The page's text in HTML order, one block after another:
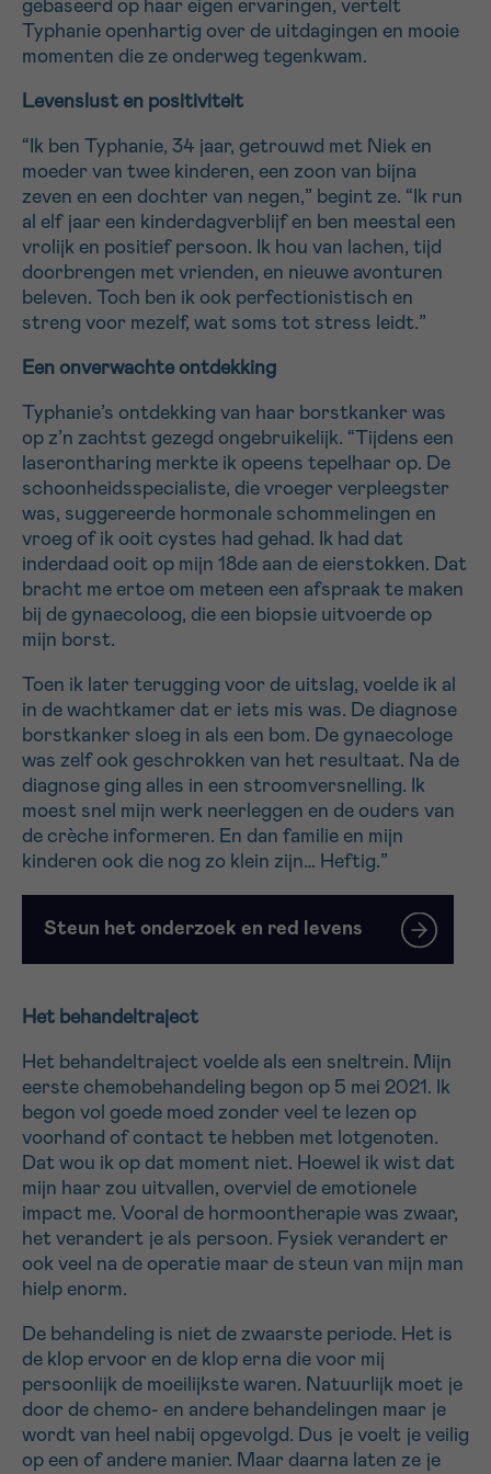
gebaseerd op haar eigen ervaringen, vertelt
Typhanie openhartig over de uitdagingen en mooie
momenten die ze onderweg tegenkwam.
Levenslust en positiviteit
“Ik ben Typhanie, 34 jaar, getrouwd met Niek en
moeder van twee kinderen, een zoon van bijna
zeven en een dochter van negen,” begint ze. “Ik run
al elf jaar een kinderdagverblijf en ben meestal een
vrolijk en positief persoon. Ik hou van lachen, tijd
doorbrengen met vrienden, en nieuwe avonturen
beleven. Toch ben ik ook perfectionistisch en
streng voor mezelf, wat soms tot stress leidt.”
Een onverwachte ontdekking
Typhanie’s ontdekking van haar borstkanker was
op z’n zachtst gezegd ongebruikelijk. “Tijdens een
laserontharing merkte ik opeens tepelhaar op. De
schoonheidsspecialiste, die vroeger verpleegster
was, suggereerde hormonale schommelingen en
vroeg of ik ooit cystes had gehad. Ik had dat
inderdaad ooit op mijn 18de aan de eierstokken. Dat
bracht me ertoe om meteen een afspraak te maken
bij de gynaecoloog, die een biopsie uitvoerde op
mijn borst.
Toen ik later terugging voor de uitslag, voelde ik al
in de wachtkamer dat er iets mis was. De diagnose
borstkanker sloeg in als een bom. De gynaecologe
was zelf ook geschrokken van het resultaat. Na de
diagnose ging alles in een stroomversnelling. Ik
moest snel mijn werk neerleggen en de ouders van
de crèche informeren. En dan familie en mijn
kinderen ook die nog zo klein zijn… Heftig.”
Steun het onderzoek en red levens
Het behandeltraject
Het behandeltraject voelde als een sneltrein. Mijn
eerste chemobehandeling begon op 5 mei 2021. Ik
begon vol goede moed zonder veel te lezen op
voorhand of contact te hebben met lotgenoten.
Dat wou ik op dat moment niet. Hoewel ik wist dat
mijn haar zou uitvallen, overviel de emotionele
impact me. Vooral de hormoontherapie was zwaar,
het verandert je als persoon. Fysiek verandert er
ook veel na de operatie maar de steun van mijn man
hielp enorm.
De behandeling is niet de zwaarste periode. Het is
de klop ervoor en de klop erna die voor mij
persoonlijk de moeilijkste waren. Natuurlijk moet je
door de chemo- en andere behandelingen maar je
wordt van heel nabij opgevolgd. Dus je voelt je veilig
op een of andere manier. Maar daarna laten ze je
MIJN VRAAG
Ja, stuur mij de nieuwsbrief
Ik aanvaard de
gebruiksvoorwaarden
*VERPLICHT VELD
Sturen
16h-18h